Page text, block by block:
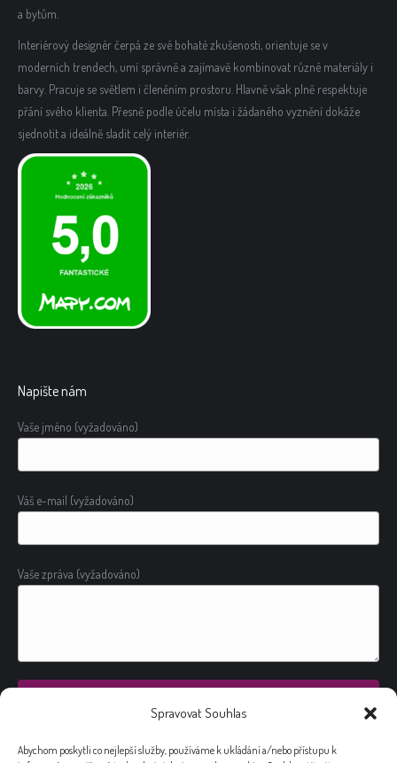
Spravovat Souhlas
Abychom poskytli co nejlepší služby, používáme k ukládání a/nebo přístupu k
a bytům.
Interiérový designér čerpá ze své bohaté zkušenosti, orientuje se v
moderních trendech, umí správně a zajímavě kombinovat různé materiály i
barvy. Pracuje se světlem i členěním prostoru. Hlavně však plně respektuje
přání svého klienta. Přesně podle účelu místa i žádaného vyznění dokáže
sjednotit a ideálně sladit celý interiér.
Napište nám
Vaše jméno (vyžadováno)
Váš e-mail (vyžadováno)
Vaše zpráva (vyžadováno)